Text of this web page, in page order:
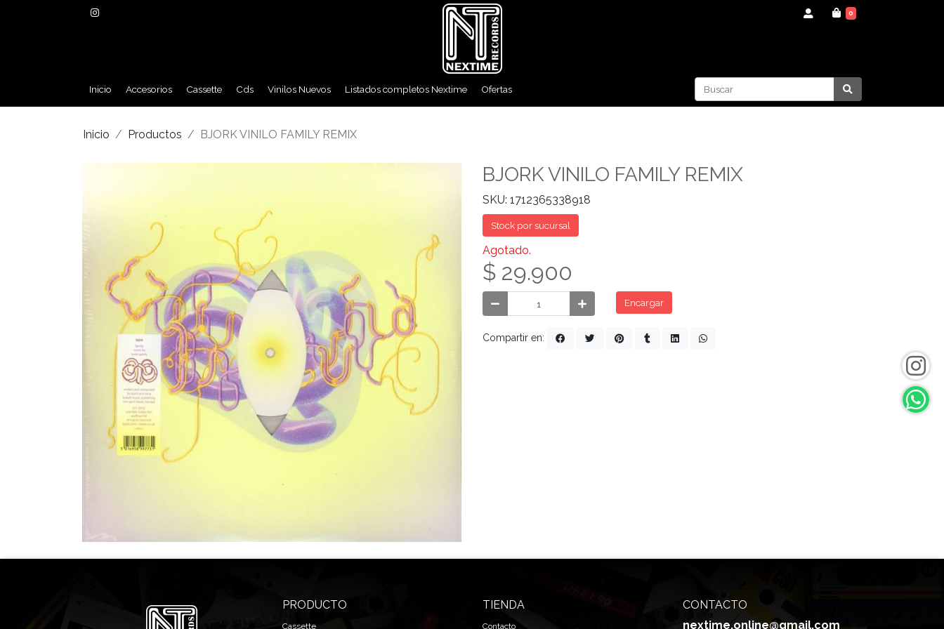
0
Inicio Accesorios Cassette Cds Vinilos Nuevos Listados completos Nextime Ofertas
Inicio Productos BJORK VINILO FAMILY REMIX
BJORK VINILO FAMILY REMIX
SKU: 1712365338918
Stock por sucursal
Agotado.
$ 29.900
Encargar
Compartir en:
PRODUCTO
Cassette
TIENDA
Contacto
CONTACTO
nextime.online@gmail.com